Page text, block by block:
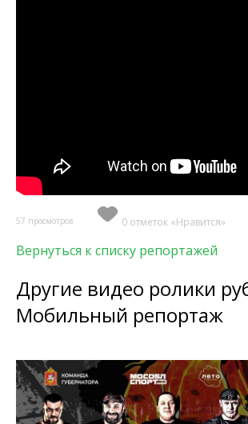
57 просмотров 0 отметок «Нравится»
Вернуться к списку репортажей
Другие видео ролики
Мобильный репортаж